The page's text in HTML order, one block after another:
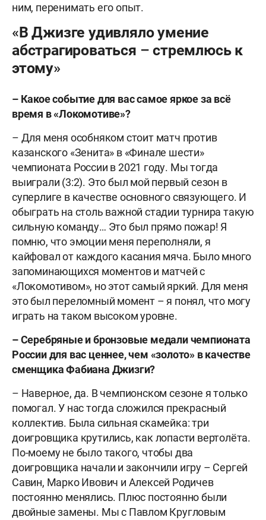
ним, перенимать его опыт.
«В Джизге удивляло умение
абстрагироваться – стремлюсь к
этому»
– Какое событие для вас самое яркое за всё
время в «Локомотиве»?
– Для меня особняком стоит матч против
казанского «Зенита» в «Финале шести»
чемпионата России в 2021 году. Мы тогда
выиграли (3:2). Это был мой первый сезон в
суперлиге в качестве основного связующего. И
обыграть на столь важной стадии турнира такую
сильную команду… Это был прямо пожар! Я
помню, что эмоции меня переполняли, я
кайфовал от каждого касания мяча. Было много
запоминающихся моментов и матчей с
«Локомотивом», но этот самый яркий. Для меня
это был переломный момент – я понял, что могу
играть на таком высоком уровне.
– Серебряные и бронзовые медали чемпионата
России для вас ценнее, чем «золото» в качестве
сменщика Фабиана Джизги?
– Наверное, да. В чемпионском сезоне я только
помогал. У нас тогда сложился прекрасный
коллектив. Была сильная скамейка: три
доигровщика крутились, как лопасти вертолёта.
По-моему не было такого, чтобы два
доигровщика начали и закончили игру – Сергей
Савин, Марко Ивович и Алексей Родичев
постоянно менялись. Плюс постоянно были
двойные замены. Мы с Павлом Кругловым